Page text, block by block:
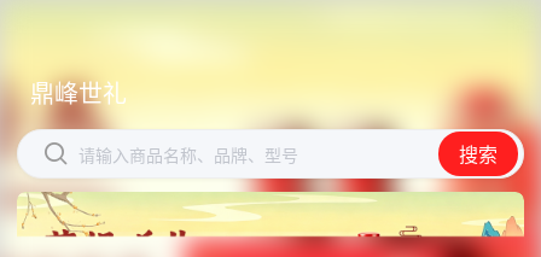
鼎峰世礼
 请输入商品名称、品牌、型号 搜索
鼎峰世礼
 请输入商品名称、品牌、型号 搜索